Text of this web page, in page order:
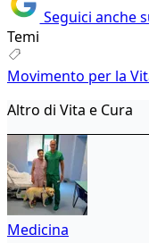
Seguici anche
Temi
Movimento per la
Altro di Vita e Cura
Medicina